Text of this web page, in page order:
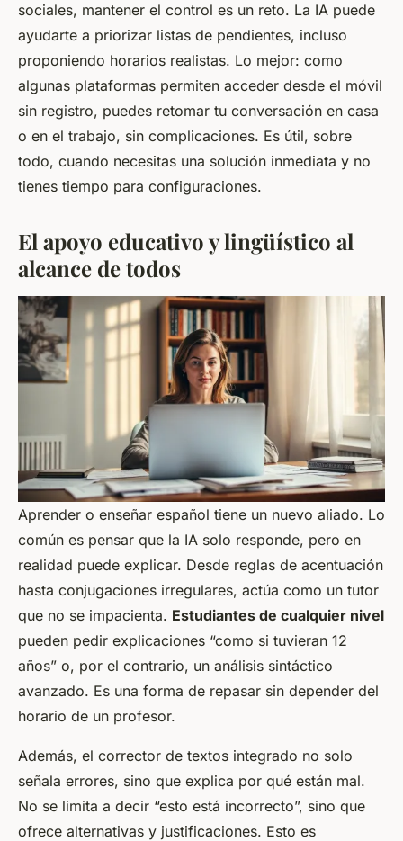
sociales, mantener el control es un reto. La IA puede
ayudarte a priorizar listas de pendientes, incluso
proponiendo horarios realistas. Lo mejor: como
algunas plataformas permiten acceder desde el móvil
sin registro, puedes retomar tu conversación en casa
o en el trabajo, sin complicaciones. Es útil, sobre
todo, cuando necesitas una solución inmediata y no
tienes tiempo para configuraciones.
El apoyo educativo y lingüístico al
alcance de todos
Aprender o enseñar español tiene un nuevo aliado. Lo
común es pensar que la IA solo responde, pero en
realidad puede explicar. Desde reglas de acentuación
hasta conjugaciones irregulares, actúa como un tutor
que no se impacienta. Estudiantes de cualquier nivel
pueden pedir explicaciones “como si tuvieran 12
años” o, por el contrario, un análisis sintáctico
avanzado. Es una forma de repasar sin depender del
horario de un profesor.
Además, el corrector de textos integrado no solo
señala errores, sino que explica por qué están mal.
No se limita a decir “esto está incorrecto”, sino que
ofrece alternativas y justificaciones. Esto es